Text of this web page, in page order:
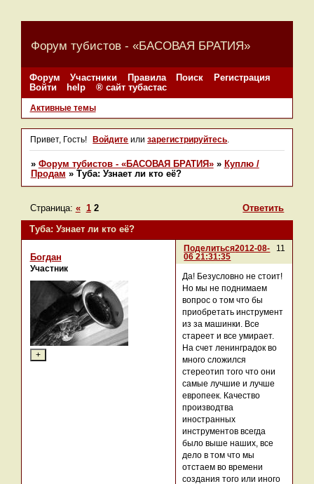
Форум тубистов - «БАСОВАЯ БРАТИЯ»
Форум Участники Правила Поиск
Регистрация
Войти
help ® сайт тубастас
Активные темы
Привет, Гость! Войдите илизарегистрируйтесь
» Форум тубистов - «БАСОВАЯ БРАТИЯ» » Куплю /
Продам » Туба: Узнает ли кто её?
Туба: Узнает ли кто её?
Страница: « 1 2 Ответить
Поделиться 11
2012-08-
06 21:31:35
Богдан
Участник
Да! Безусловно не стоит!
Но мы не поднимаем
вопрос о том что бы
приобретать инструмент
из за машинки. Все
стареет и все умирает.
На счет ленинградок во
много сложился
стереотип того что они
самые лучшие и лучше
европеек. Качество
производтва
иностранных
инструментов всегда
было выше наших, все
дело в том что мы
отстаем во времени
создания того или иного